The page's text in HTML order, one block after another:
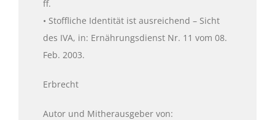
ff.
• Stoffliche Identität ist ausreichend – Sicht
des IVA, in: Ernährungsdienst Nr. 11 vom 08.
Feb. 2003.
Erbrecht
Autor und Mitherausgeber von: